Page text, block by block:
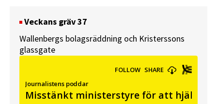
Veckans gräv 37
Wallenbergs bolagsräddning och Kristerssons
glassgate